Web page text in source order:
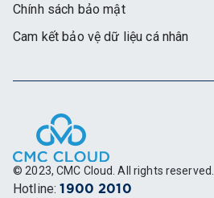
Chính sách bảo mật
Cam kết bảo vệ dữ liệu cá nhân
© 2023, CMC Cloud. All rights reserved.
Hotline: 1900 2010